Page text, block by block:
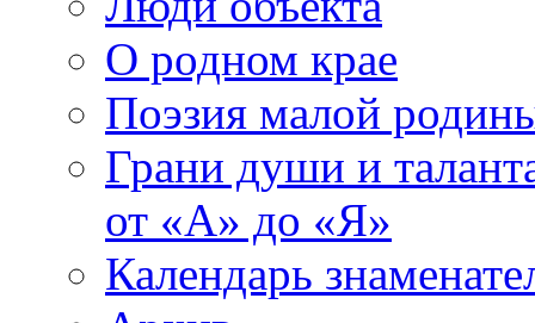
О родном крае
Поэзия малой
Грани души и
от «А» до «Я»
Календарь